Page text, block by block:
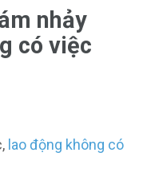
nhảy
có việc
lao động không có